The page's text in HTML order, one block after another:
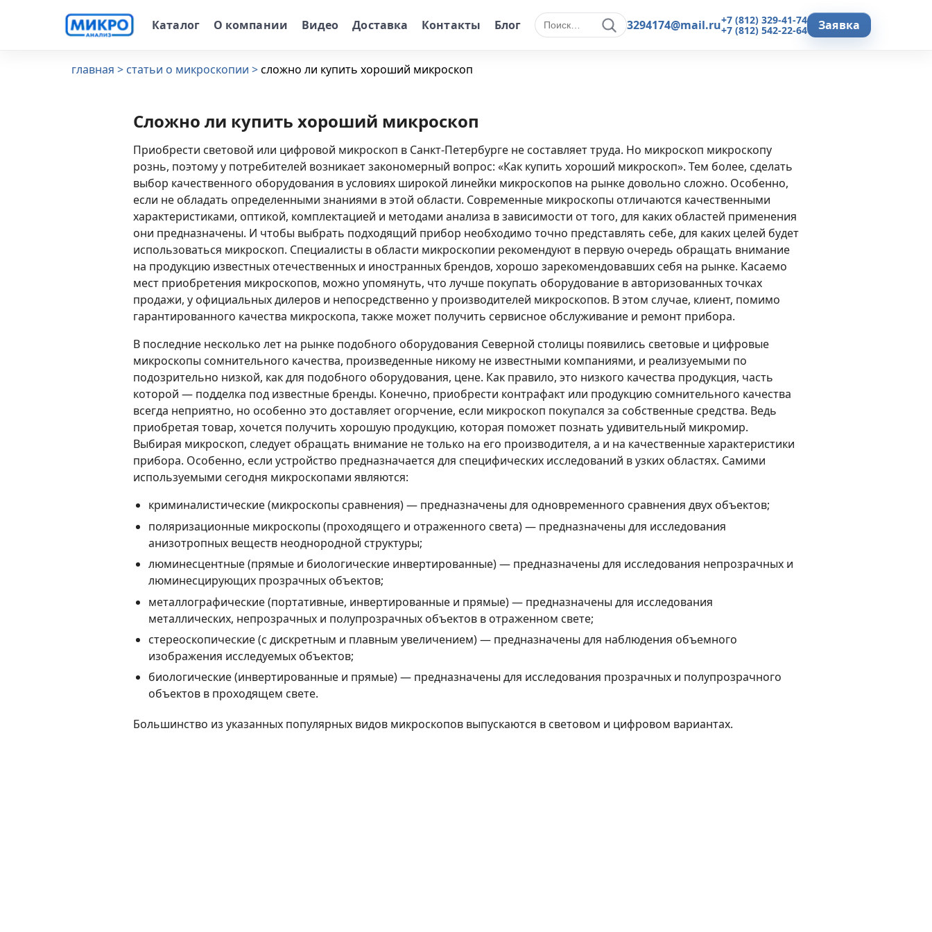
Каталог О компании Видео Доставка Контакты Блог Поиск по сайту 3294174@mail.ru+7 (812) 329-41-74
+7 (812) 542-22-64 Заявка
главная статьи о микроскопии сложно ли купить хороший микроскоп
Сложно ли купить хороший микроскоп
Приобрести световой или цифровой микроскоп в Санкт-Петербурге не составляет труда. Но микроскоп микроскопу
рознь, поэтому у потребителей возникает закономерный вопрос: «Как купить хороший микроскоп». Тем более, сделать
выбор качественного оборудования в условиях широкой линейки микроскопов на рынке довольно сложно. Особенно,
если не обладать определенными знаниями в этой области. Современные микроскопы отличаются качественными
характеристиками, оптикой, комплектацией и методами анализа в зависимости от того, для каких областей применения
они предназначены. И чтобы выбрать подходящий прибор необходимо точно представлять себе, для каких целей будет
использоваться микроскоп. Специалисты в области микроскопии рекомендуют в первую очередь обращать внимание
на продукцию известных отечественных и иностранных брендов, хорошо зарекомендовавших себя на рынке. Касаемо
мест приобретения микроскопов, можно упомянуть, что лучше покупать оборудование в авторизованных точках
продажи, у официальных дилеров и непосредственно у производителей микроскопов. В этом случае, клиент, помимо
гарантированного качества микроскопа, также может получить сервисное обслуживание и ремонт прибора.
В последние несколько лет на рынке подобного оборудования Северной столицы появились световые и цифровые
микроскопы сомнительного качества, произведенные никому не известными компаниями, и реализуемыми по
подозрительно низкой, как для подобного оборудования, цене. Как правило, это низкого качества продукция, часть
которой — подделка под известные бренды. Конечно, приобрести контрафакт или продукцию сомнительного качества
всегда неприятно, но особенно это доставляет огорчение, если микроскоп покупался за собственные средства. Ведь
приобретая товар, хочется получить хорошую продукцию, которая поможет познать удивительный микромир.
Выбирая микроскоп, следует обращать внимание не только на его производителя, а и на качественные характеристики
прибора. Особенно, если устройство предназначается для специфических исследований в узких областях. Самими
используемыми сегодня микроскопами являются:
криминалистические (микроскопы сравнения) — предназначены для одновременного сравнения двух объектов;
поляризационные микроскопы (проходящего и отраженного света) — предназначены для исследования
анизотропных веществ неоднородной структуры;
люминесцентные (прямые и биологические инвертированные) — предназначены для исследования непрозрачных и
люминесцирующих прозрачных объектов;
металлографические (портативные, инвертированные и прямые) — предназначены для исследования
металлических, непрозрачных и полупрозрачных объектов в отраженном свете;
стереоскопические (с дискретным и плавным увеличением) — предназначены для наблюдения объемного
изображения исследуемых объектов;
биологические (инвертированные и прямые) — предназначены для исследования прозрачных и полупрозрачного
объектов в проходящем свете.
Большинство из указанных популярных видов микроскопов выпускаются в световом и цифровом вариантах.